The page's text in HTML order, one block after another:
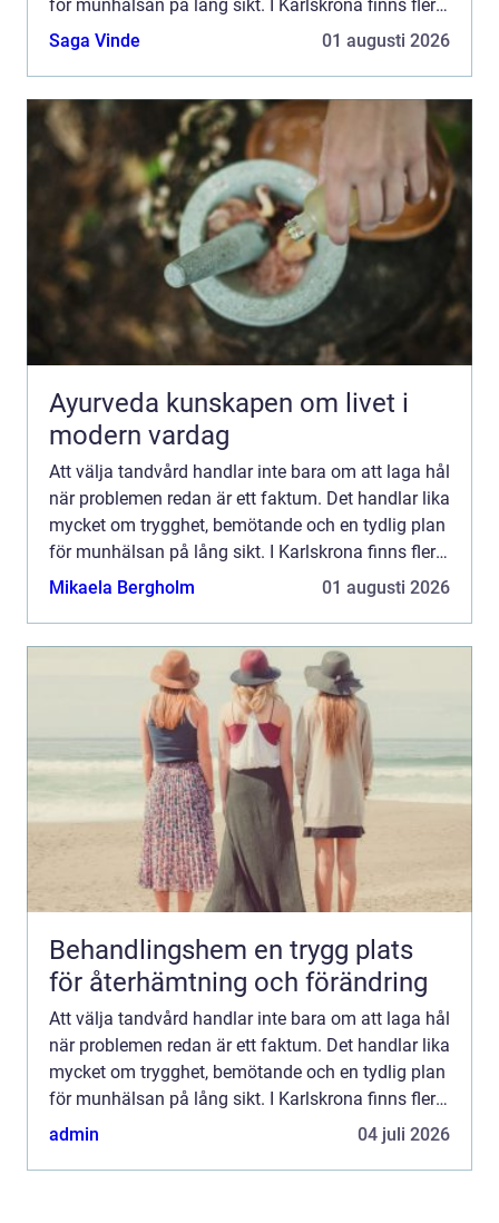
för munhälsan på lång sikt. I Karlskrona finns flera
alternativ, och många funderar på vad som f...
Saga Vinde 01 augusti 2026
Ayurveda kunskapen om livet i
modern vardag
Att välja tandvård handlar inte bara om att laga hål
när problemen redan är ett faktum. Det handlar lika
mycket om trygghet, bemötande och en tydlig plan
för munhälsan på lång sikt. I Karlskrona finns flera
alternativ, och många funderar på vad som f...
Mikaela Bergholm 01 augusti 2026
Behandlingshem en trygg plats
för återhämtning och förändring
Att välja tandvård handlar inte bara om att laga hål
när problemen redan är ett faktum. Det handlar lika
mycket om trygghet, bemötande och en tydlig plan
för munhälsan på lång sikt. I Karlskrona finns flera
alternativ, och många funderar på vad som f...
admin 04 juli 2026